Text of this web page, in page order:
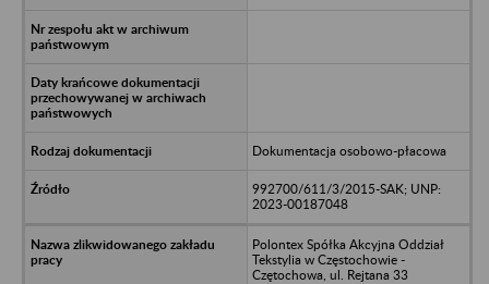
Dokumentacja osobowo-płacowa
992700/611/3/2015-SAK; UNP:
2023-00187048
Polontex Spółka Akcyjna Oddział
Tekstylia w Częstochowie -
Czętochowa, ul. Rejtana 33